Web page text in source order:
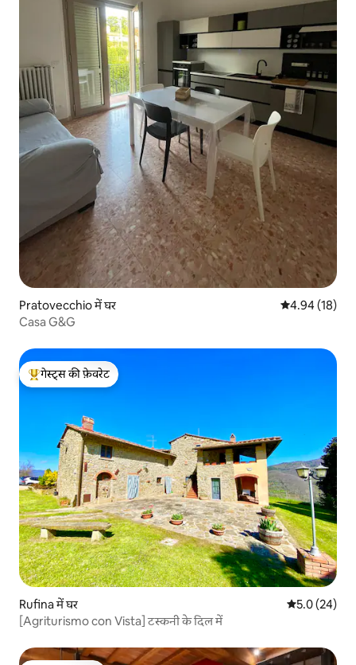
Pratovecchio में घर औसत रेटिंग 5 में
4.94 (18)
Casa G&G
गेस्ट्स का टॉप फ़ेवरेट
गेस्ट्स की फ़ेवरेट
Rufina में घर औसत रेटिंग 5
5.0 (24)
[Agriturismo con Vista] टस्कनी के दिल में